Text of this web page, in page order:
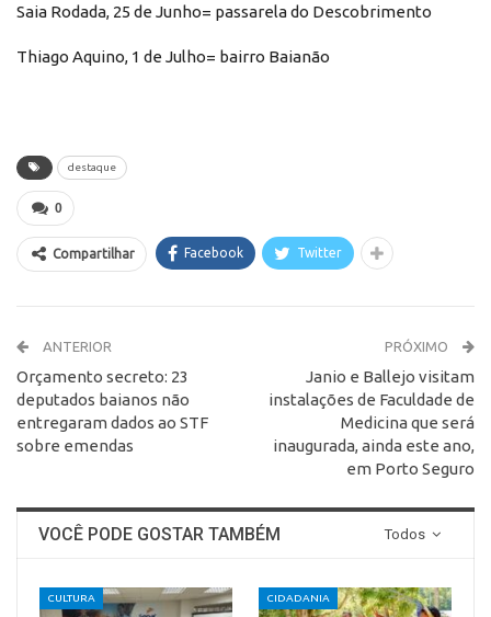
Saia Rodada, 25 de Junho= passarela do Descobrimento
Thiago Aquino, 1 de Julho= bairro Baianão
destaque
0
Compartilhar Facebook Twitter
ANTERIOR
Orçamento secreto: 23
deputados baianos não
entregaram dados ao STF
sobre emendas
PRÓXIMO
Janio e Ballejo visitam
instalações de Faculdade de
Medicina que será
inaugurada, ainda este ano,
em Porto Seguro
Todos
VOCÊ PODE GOSTAR TAMBÉM
CULTURA CIDADANIA